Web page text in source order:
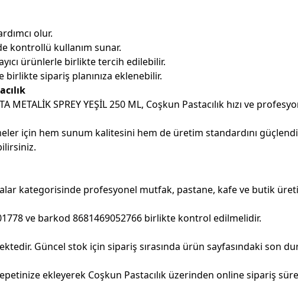
olur.
kontrollü kullanım sunar.
ürünlerle birlikte tercih edilebilir.
sipariş planınıza eklenebilir.
SPREY YEŞİL 250 ML, Coşkun Pastacılık hızı ve
için hem sunum kalitesini hem de üretim standardını
kategorisinde profesyonel mutfak, pastane, kafe ve butik
ve barkod 8681469052766 birlikte kontrol edilmelidir.
Güncel stok için sipariş sırasında ürün sayfasındaki son
ekleyerek Coşkun Pastacılık üzerinden online sipariş